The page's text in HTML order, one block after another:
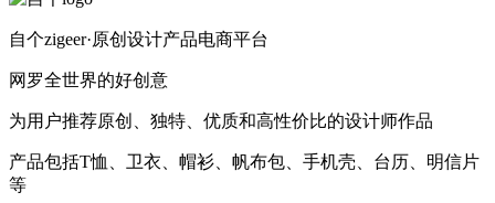
自个zigeer·原创设计产品电商平台
网罗全世界的好创意
为用户推荐原创、独特、优质和高性价比的设计师作品
产品包括T恤、卫衣、帽衫、帆布包、手机壳、台历、明信片
等